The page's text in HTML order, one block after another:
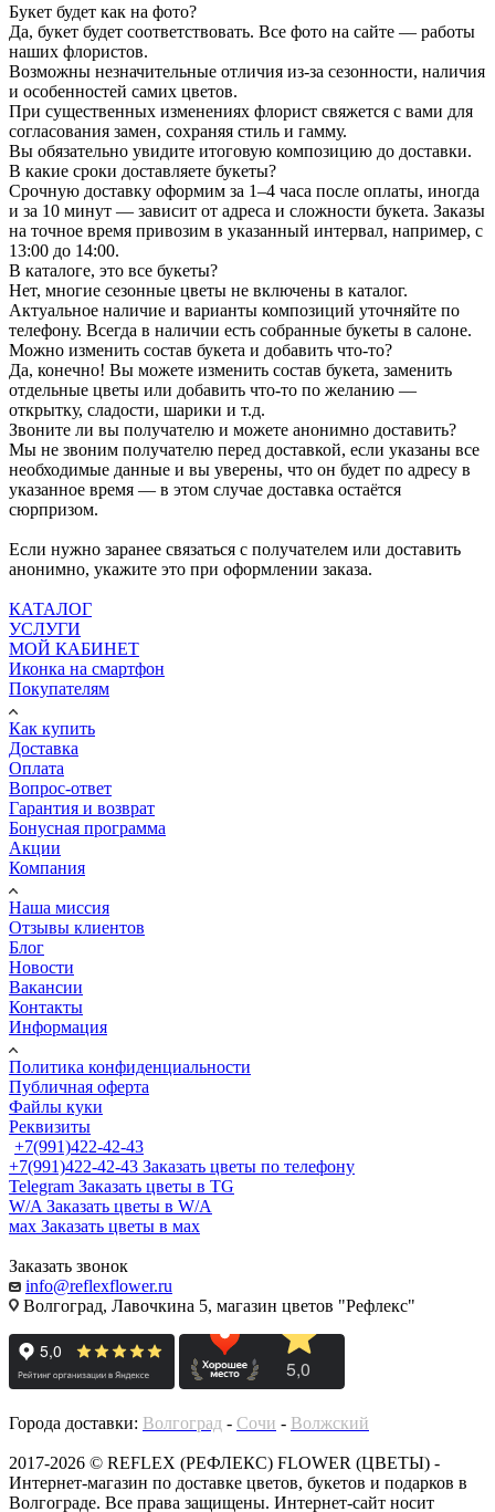
Букет будет как на фото?
Да, букет будет соответствовать. Все фото на сайте — работы
наших флористов.
Возможны незначительные отличия из-за сезонности, наличия
и особенностей самих цветов.
При существенных изменениях флорист свяжется с вами для
согласования замен, сохраняя стиль и гамму.
Вы обязательно увидите итоговую композицию до доставки.
В какие сроки доставляете букеты?
Срочную доставку оформим за 1–4 часа после оплаты, иногда
и за 10 минут — зависит от адреса и сложности букета. Заказы
на точное время привозим в указанный интервал, например, с
13:00 до 14:00.
В каталоге, это все букеты?
Нет, многие сезонные цветы не включены в каталог.
Актуальное наличие и варианты композиций уточняйте по
телефону. Всегда в наличии есть собранные букеты в салоне.
Можно изменить состав букета и добавить что-то?
Да, конечно! Вы можете изменить состав букета, заменить
отдельные цветы или добавить что-то по желанию —
открытку, сладости, шарики и т.д.
Звоните ли вы получателю и можете анонимно доставить?
Мы не звоним получателю перед доставкой, если указаны все
необходимые данные и вы уверены, что он будет по адресу в
указанное время — в этом случае доставка остаётся
сюрпризом.
Если нужно заранее связаться с получателем или доставить
анонимно, укажите это при оформлении заказа.
КАТАЛОГ
УСЛУГИ
МОЙ КАБИНЕТ
Иконка на смартфон
Покупателям
Как купить
Доставка
Оплата
Вопрос-ответ
Гарантия и возврат
Бонусная программа
Акции
Компания
Наша миссия
Отзывы клиентов
Блог
Новости
Вакансии
Контакты
Информация
Политика конфиденциальности
Публичная оферта
Файлы куки
Реквизиты
+7(991)422-42-43
+7(991)422-42-43 Заказать цветы по телефону
Telegram Заказать цветы в TG
W/A Заказать цветы в W/A
мах Заказать цветы в мах
Заказать звонок
info@reflexflower.ru
Волгоград, Лавочкина 5, магазин цветов "Рефлекс"
Города доставки: Волгоград - Сочи - Волжский
2017-2026 © REFLEX (РЕФЛЕКС) FLOWER (ЦВЕТЫ) -
Интернет-магазин по доставке цветов, букетов и подарков в
Волгограде. Все права защищены. Интернет-сайт носит